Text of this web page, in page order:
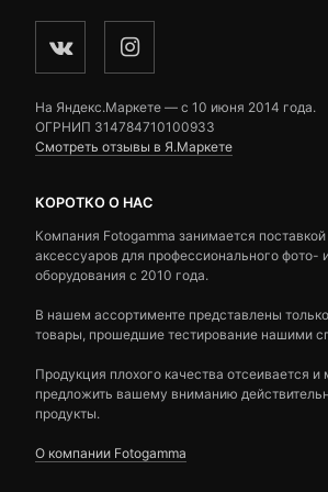
На Яндекс.Маркете — c 10 июня 2014 года.
ОГРНИП 314784710100933
Смотреть отзывы в Я.Маркете
КОРОТКО О НАС
Компания Fotogamma занимается
аксессуаров для профессионального фото-
оборудования с 2010 года.
В нашем ассортименте представлены
товары, прошедшие тестирование нашими
Продукция плохого качества отсеивается
предложить вашему вниманию
продукты.
О компании Fotogamma